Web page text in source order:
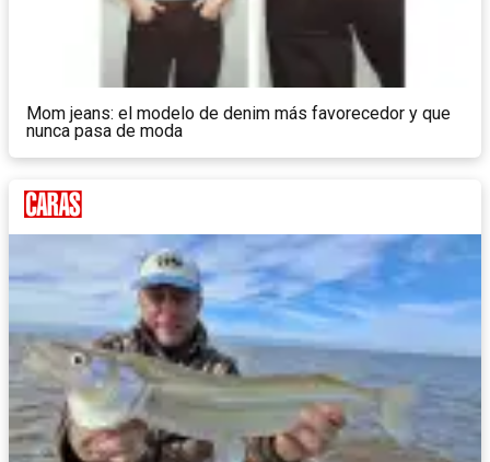
Mom jeans: el modelo de denim más favorecedor y que
nunca pasa de moda